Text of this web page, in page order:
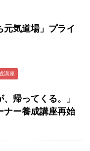
元気道場」プライ
講座
、帰ってくる。」
ナー養成講座再始